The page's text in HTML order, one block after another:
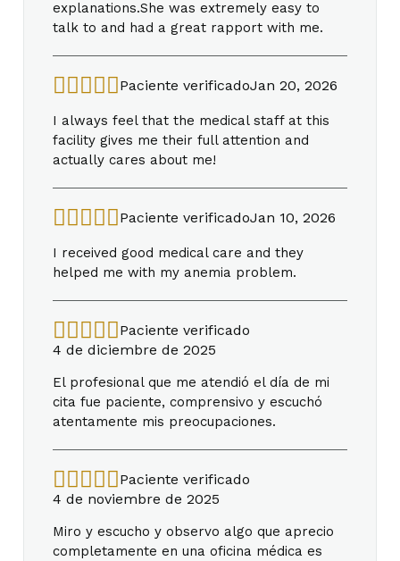
explanations.She was extremely easy to
talk to and had a great rapport with me.
Paciente verificadoJan 20, 2026
I always feel that the medical staff at this
facility gives me their full attention and
actually cares about me!
Paciente verificadoJan 10, 2026
I received good medical care and they
helped me with my anemia problem.
Paciente verificado
4 de diciembre de 2025
El profesional que me atendió el día de mi
cita fue paciente, comprensivo y escuchó
atentamente mis preocupaciones.
Paciente verificado
4 de noviembre de 2025
Miro y escucho y observo algo que aprecio
completamente en una oficina médica es